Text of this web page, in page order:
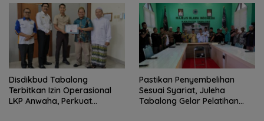
Disdikbud Tabalong
Terbitkan Izin Operasional
LKP Anwaha, Perkuat
Pastikan Penyembelihan
Sesuai Syariat, Juleha
Tabalong Gelar Pelatihan